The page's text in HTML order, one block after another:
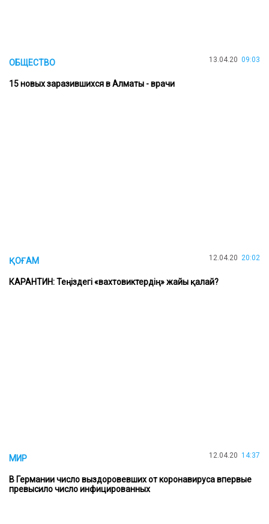
ОБЩЕСТВО 13.04.20 09:03
15 новых заразившихся в Алматы - врачи
ҚОҒАМ 12.04.20 20:02
КАРАНТИН: Теңіздегі «вахтовиктердің» жайы қалай?
МИР 12.04.20 14:37
В Германии число выздоровевших от коронавируса впервые
превысило число инфицированных